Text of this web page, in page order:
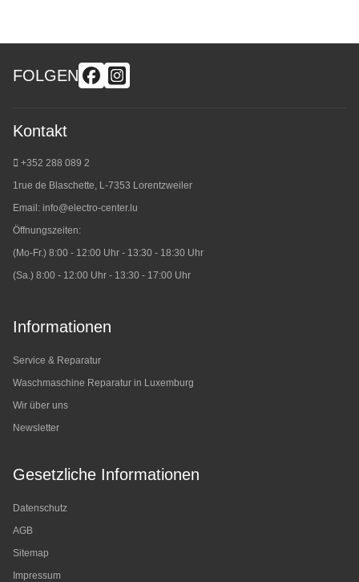
FOLGEN
Kontakt
+352 288 089 2
1rue de Blaschette, L-7353 Lorentzweiler
Email: info@electro-center.lu
Öffnungszeiten:
(Mo-Fr.) 8:00 - 12:00 Uhr - 13:30 - 18:30 Uhr
(Sa.) 8:00 - 12:00 Uhr - 13:30 - 17:00 Uhr
Informationen
Service & Reparatur
Waschmaschine Reparatur in Luxemburg
Wir über uns
Newsletter
Gesetzliche Informationen
Datenschutz
AGB
Sitemap
Impressum